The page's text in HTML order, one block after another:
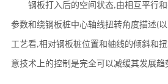
钢板打入后的空间状态,由相互平行
参数和绕钢板桩中心轴线扭转角度描述(
工艺看,相对钢板桩位置和轴线的倾斜和
意技术上的控制是完全可以减缓其发展趋